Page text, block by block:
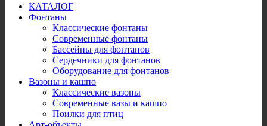
КАТАЛОГ
Фонтаны
Классические фонтаны
Современные фонтаны
Бассейны для фонтанов
Сердечники для фонтанов
Оборудование для фонтанов
Вазоны и кашпо
Классические вазоны
Современные вазы и кашпо
Поилки для птиц